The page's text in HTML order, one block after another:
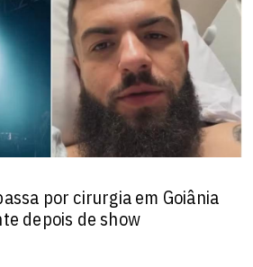
por cirurgia em Goiânia
depois de show